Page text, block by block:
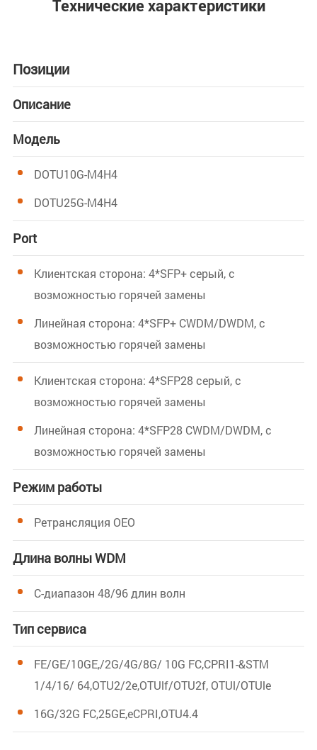
Технические характеристики
Позиции
Описание
Модель
DOTU10G-M4H4
DOTU25G-M4H4
Port
Клиентская сторона: 4*SFP+ серый, с
возможностью горячей замены
Линейная сторона: 4*SFP+ CWDM/DWDM, с
возможностью горячей замены
Клиентская сторона: 4*SFP28 серый, с
возможностью горячей замены
Линейная сторона: 4*SFP28 CWDM/DWDM, с
возможностью горячей замены
Режим работы
Ретрансляция OEO
Длина волны WDM
C-диапазон 48/96 длин волн
Тип сервиса
FE/GE/10GE,/2G/4G/8G/ 10G FC,CPRI1-&STM
1/4/16/ 64,OTU2/2e,OTUlf/OTU2f, OTUl/OTUle
16G/32G FC,25GE,eCPRI,OTU4.4